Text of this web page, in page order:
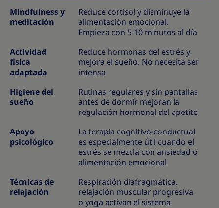
Mindfulness y
meditación
Reduce cortisol y disminuye la
alimentación emocional.
Empieza con 5-10 minutos al día
Actividad
física
adaptada
Reduce hormonas del estrés y
mejora el sueño. No necesita ser
intensa
Higiene del
sueño
Rutinas regulares y sin pantallas
antes de dormir mejoran la
regulación hormonal del apetito
Apoyo
psicológico
La terapia cognitivo-conductual
es especialmente útil cuando el
estrés se mezcla con ansiedad o
alimentación emocional
Técnicas de
relajación
Respiración diafragmática,
relajación muscular progresiva
o yoga activan el sistema